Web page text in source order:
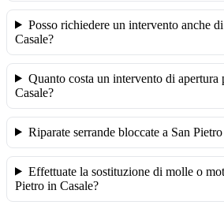
Posso richiedere un intervento anche
Casale?
Quanto costa un intervento di apertura
Casale?
Riparate serrande bloccate a San
Effettuate la sostituzione di molle o
Pietro in Casale?